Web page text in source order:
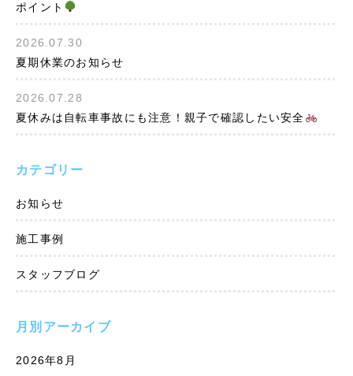
ポイント
2026.07.30
夏期休業のお知らせ
2026.07.28
夏休みは自転車事故にも注意！親子で確認したい安全
カテゴリー
お知らせ
施工事例
スタッフブログ
月別アーカイブ
2026年8月